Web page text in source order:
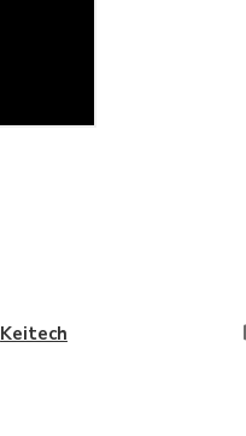
Keitech